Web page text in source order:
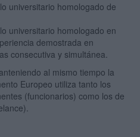
universitario homologado de
universitario homologado en
demostrada en
consecutiva y simultánea.
al mismo tiempo la
Europeo utiliza tanto los
(funcionarios) como los de